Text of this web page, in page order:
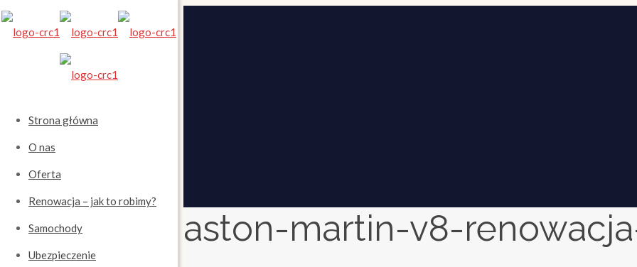
Strona główna
O nas
Oferta
Renowacja – jak to robimy?
Samochody
Ubezpieczenie
aston-martin-v8-